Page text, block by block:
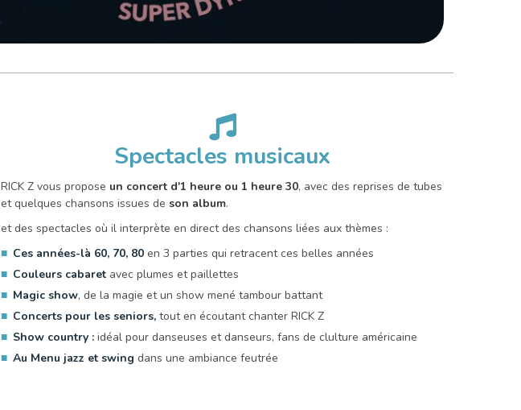
Spectacles musicaux
RICK Z vous propose un concert d'1 heure ou 1 heure 30, avec des reprises de tubes
et quelques chansons issues de son album.
et des spectacles où il interprète en direct des chansons liées aux thèmes :
Ces années-là 60, 70, 80 en 3 parties qui retracent ces belles années
Couleurs cabaret avec plumes et paillettes
Magic show, de la magie et un show mené tambour battant
Concerts pour les seniors, tout en écoutant chanter RICK Z
Show country : idéal pour danseuses et danseurs, fans de clulture américaine
Au Menu jazz et swing dans une ambiance feutrée